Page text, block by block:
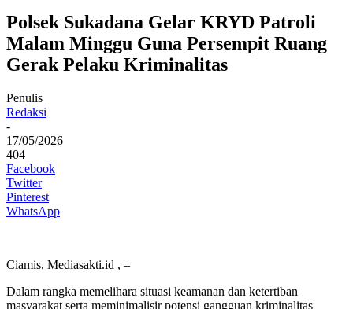
Polsek Sukadana Gelar KRYD Patroli
Malam Minggu Guna Persempit Ruang
Gerak Pelaku Kriminalitas
Penulis
Redaksi
-
17/05/2026
404
Facebook
Twitter
Pinterest
WhatsApp
Ciamis, Mediasakti.id , –
Dalam rangka memelihara situasi keamanan dan ketertiban
masyarakat serta meminimalisir potensi gangguan kriminalitas